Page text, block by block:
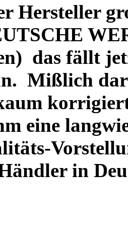
Hersteller
das fällt
Mißlich
eine
in